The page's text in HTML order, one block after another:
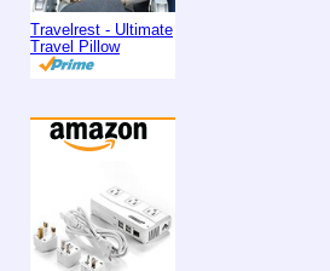
Travelrest - Ultimate
Travel Pillow